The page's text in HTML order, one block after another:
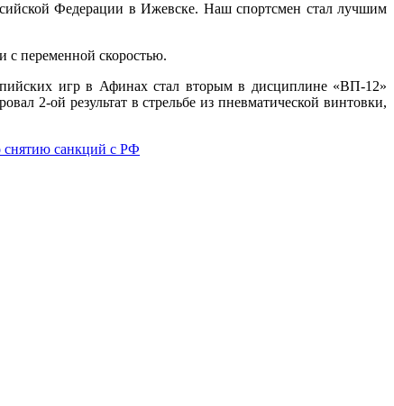
Федерации в Ижевске. Наш спортсмен стал лучшим
с переменной скоростью.
игр в Афинах стал вторым в дисциплине «ВП-12»
2-ой результат в стрельбе из пневматической винтовки,
снятию санкций с РФ